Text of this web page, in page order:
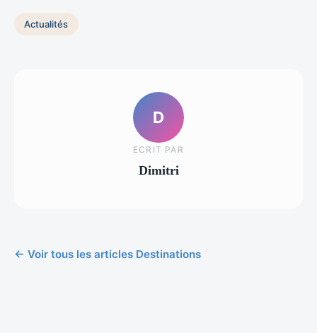
Actualités
D
ECRIT PAR
Dimitri
← Voir tous les articles Destinations